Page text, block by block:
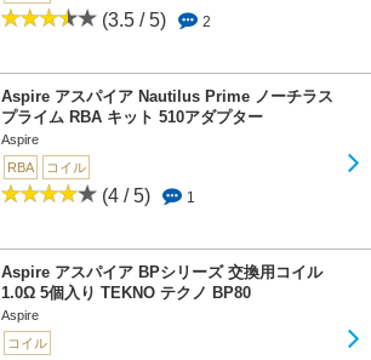
(3.5 / 5) 2
Aspire アスパイア Nautilus Prime ノーチラス
プライム RBA キット 510アダプター
Aspire
RBA
コイル
(4 / 5) 1
Aspire アスパイア BPシリーズ 交換用コイル
1.0Ω 5個入り TEKNO テクノ BP80
Aspire
コイル